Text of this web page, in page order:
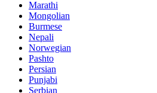
Marathi
Mongolian
Burmese
Nepali
Norwegian
Pashto
Persian
Punjabi
Serbian